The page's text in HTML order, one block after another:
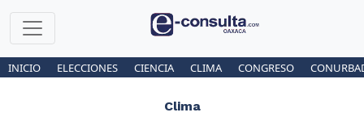
INICIO ELECCIONES CIENCIA CLIMA CONGRESO
Clima